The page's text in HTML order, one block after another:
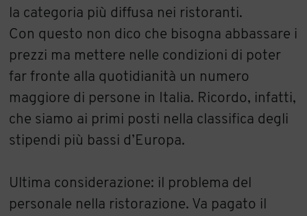
la categoria più diffusa nei ristoranti.
Con questo non dico che bisogna abbassare i
prezzi ma mettere nelle condizioni di poter
far fronte alla quotidianità un numero
maggiore di persone in Italia. Ricordo, infatti,
che siamo ai primi posti nella classifica degli
stipendi più bassi d’Europa.
Ultima considerazione: il problema del
personale nella ristorazione. Va pagato il